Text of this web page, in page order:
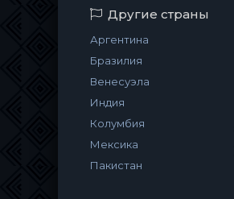
Другие страны
Аргентина
Бразилия
Венесуэла
Индия
Колумбия
Мексика
Пакистан